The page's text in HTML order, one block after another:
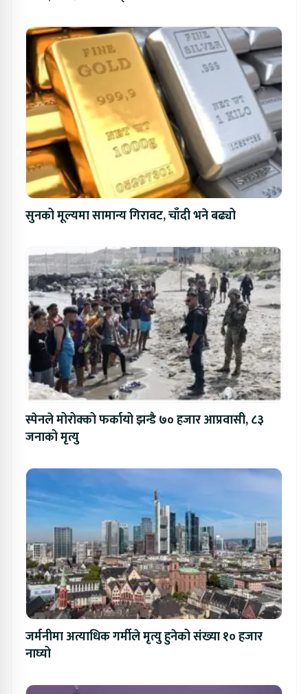
सुनको मूल्यमा सामान्य गिरावट, चाँदी भने बढ्यो
स्पेनले मोरोक्को फर्कायो झन्डै ७० हजार आप्रवासी, ८३
जनाको मृत्यु
जर्मनीमा अत्याधिक गर्मीले मृत्यु हुनेको संख्या १० हजार
नाघ्यो